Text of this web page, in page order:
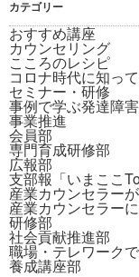
カテゴリー
おすすめ講座
カウンセリング
こころのレシピ
コロナ時代に知っ
セミナー・研修
事例で学ぶ発達障
事業推進
会員部
専門育成研修部
広報部
支部報「いまここ
産業カウンセラー
産業カウンセラー
研修部
社会貢献推進部
職場・テレワーク
養成講座部